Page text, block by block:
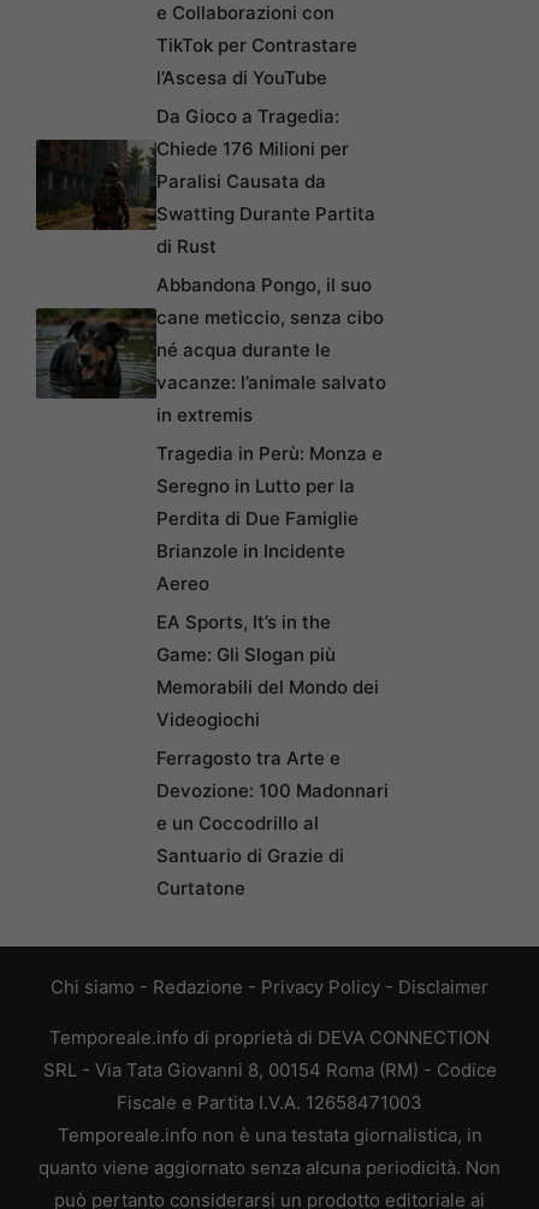
e Collaborazioni con
TikTok per Contrastare
l’Ascesa di YouTube
Da Gioco a Tragedia:
Chiede 176 Milioni per
Paralisi Causata da
Swatting Durante Partita
di Rust
Abbandona Pongo, il suo
cane meticcio, senza cibo
né acqua durante le
vacanze: l’animale salvato
in extremis
Tragedia in Perù: Monza e
Seregno in Lutto per la
Perdita di Due Famiglie
Brianzole in Incidente
Aereo
EA Sports, It’s in the
Game: Gli Slogan più
Memorabili del Mondo dei
Videogiochi
Ferragosto tra Arte e
Devozione: 100 Madonnari
e un Coccodrillo al
Santuario di Grazie di
Curtatone
Chi siamo - Redazione - Privacy Policy - Disclaimer
Temporeale.info di proprietà di DEVA CONNECTION
SRL - Via Tata Giovanni 8, 00154 Roma (RM) - Codice
Fiscale e Partita I.V.A. 12658471003
Temporeale.info non è una testata giornalistica, in
quanto viene aggiornato senza alcuna periodicità. Non
può pertanto considerarsi un prodotto editoriale ai